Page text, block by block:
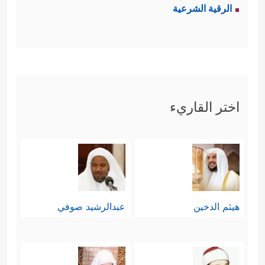
ٱلۡأَرۡضِ﴾وهذا تمهيدٌ مناسبٌ للتشريعات
الاستثناء؛ فالنزعة الإجراميَّة التي تدفع
شخصًا ما أو مجموعة أشخاصٍ لضرب
النقاط الرخوة في حياة المجتمع؛
كالاعتداء على قوافل المسافرين في
الدولة تأمينها بالكامل دون وجود ثغرةٍ
الرقية الشرعية
اختر القاريء
هيثم الدخين عبدالرشيد صوفي